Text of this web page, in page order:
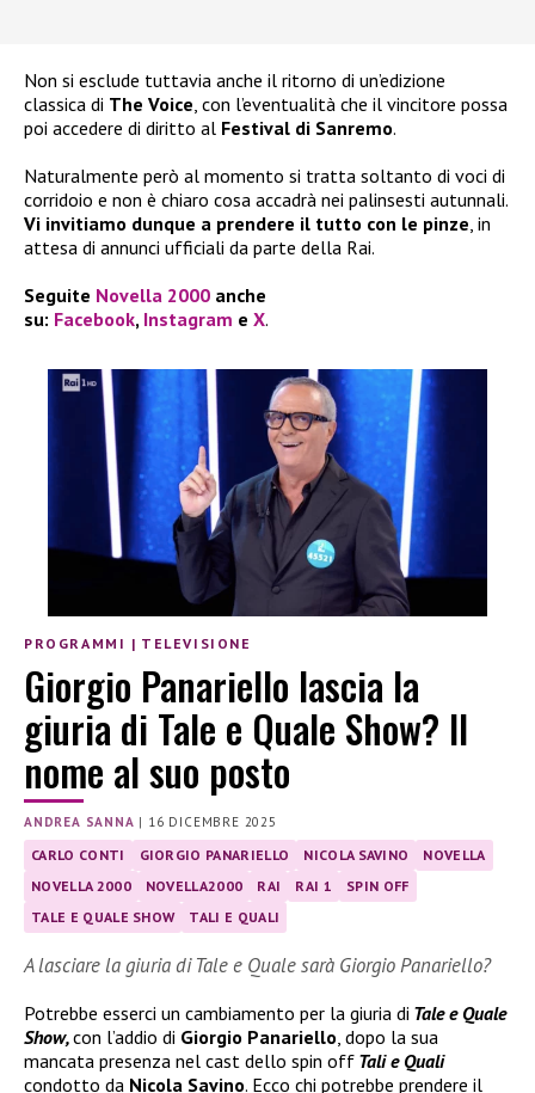
Non si esclude tuttavia anche il ritorno di un’edizione
classica di The Voice , con l’eventualità che il vincitore possa
poi accedere di diritto al Festival di Sanremo.
Naturalmente però al momento si tratta soltanto di voci di
corridoio e non è chiaro cosa accadrà nei palinsesti autunnali.
Vi invitiamo dunque a prendere il tutto con le pinze , in
attesa di annunci ufficiali da parte della Rai.
Seguite Novella 2000 anche
su: Facebook, Instagram e X.
PROGRAMMI | TELEVISIONE
Giorgio Panariello lascia la
giuria di Tale e Quale Show? Il
nome al suo posto
ANDREA SANNA | 16 DICEMBRE 2025
CARLO CONTI GIORGIO PANARIELLO NICOLA SAVINO
NOVELLA
NOVELLA 2000
NOVELLA2000 RAI RAI 1
SPIN OFF
TALE E QUALE SHOW
TALI E QUALI
A lasciare la giuria di Tale e Quale sarà Giorgio Panariello?
Potrebbe esserci un cambiamento per la giuria di Tale e Quale
Show,con l’addio di Giorgio Panariello , dopo la sua
mancata presenza nel cast dello spin off Tali e Quali
condotto da Nicola Savino. Ecco chi potrebbe prendere il